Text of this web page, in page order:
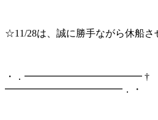
☆11/28は、誠に勝手ながら休船さ
・．━━━━━━━━━━━━ †
━━━━━━━━━━━━．・